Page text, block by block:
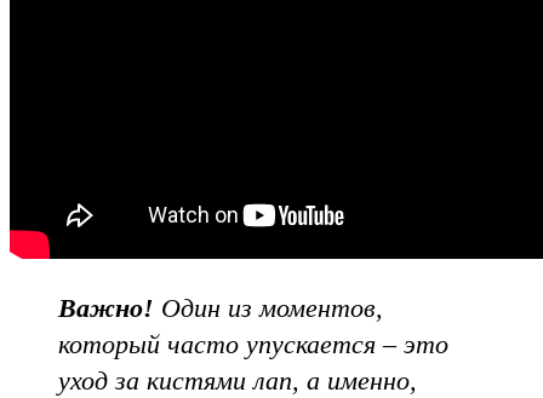
Важно! Один из моментов,
который часто упускается – это
уход за кистями лап, а именно,